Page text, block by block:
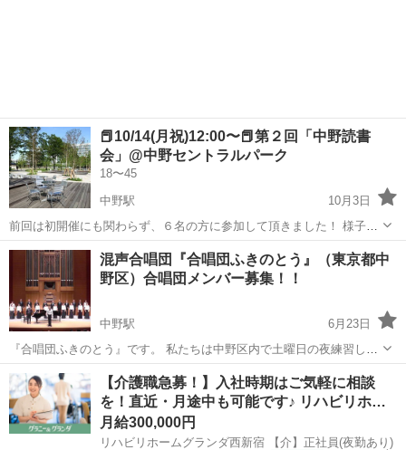
📕10/14(月祝)12:00〜📕第２回「中野読書
会」@中野セントラルパーク
18〜45
中野駅
10月3日
前回は初開催にも関わらず、６名の方に参加して頂きました！ 様子は
以下にまとめています✍️ ジャンルを問わず、普段から読書している
人、これから読書したい人など、なるべく敷居を低くして、様々な方
に参加して頂きたいです🙇‍♂️ ...
東京 中野区 中野駅 その他 読書会
混声合唱団『合唱団ふきのとう』（東京都中
野区）合唱団メンバー募集！！
中野駅
6月23日
『合唱団ふきのとう』です。 私たちは中野区内で土曜日の夜練習して
いる混声合唱団です。 団員の年齢は40代～80代。 団の結成から
40年以上歌い続けています。 声楽家でありヴォイストレーナーでもあ
る常任指揮者が発声...
東京 中野区 中野駅 その他 混声合唱
【介護職急募！】入社時期はご気軽に相談
を！直近・月途中も可能です♪ リハビリホ…
月給300,000円
リハビリホームグランダ西新宿 【介】正社員(夜勤あり)